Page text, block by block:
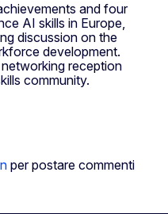
and four
AI skills in Europe,
discussion on the
development.
reception
community.
per postare commenti